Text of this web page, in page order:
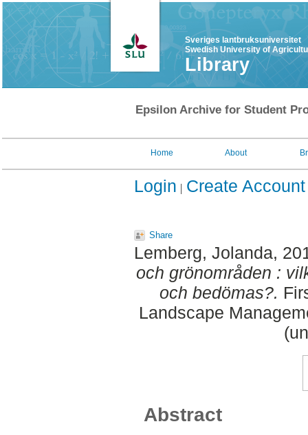
Sveriges lantbruksuniversitet
Swedish University of
Library
Epsilon Archive for Student
Home About
Login Create Account
Share
Lemberg, Jolanda,
och grönområden :
och bedömas?.
Landscape
Abstract